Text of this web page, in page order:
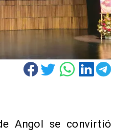
Angol se convirtió